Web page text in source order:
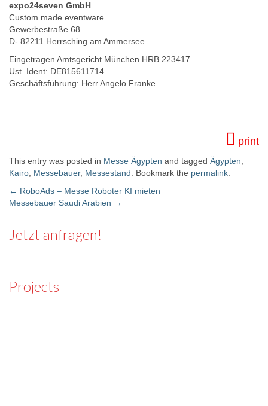
expo24seven GmbH
Custom made eventware
Gewerbestraße 68
D- 82211 Herrsching am Ammersee
Eingetragen Amtsgericht München HRB 223417
Ust. Ident: DE815611714
Geschäftsführung: Herr Angelo Franke
print
This entry was posted in Messe Ägypten and tagged Ägypten
Kairo Messebauer, Messestand . Bookmark the permalink
Post navigation
← RoboAds – Messe Roboter KI mieten
Messebauer Saudi Arabien →
Jetzt anfragen!
Projects